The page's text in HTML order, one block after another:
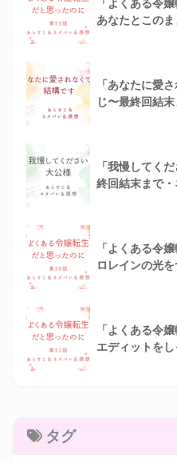
「よくある令
あなたとこの
「あなたに愛
じ〜最終回結
「我慢してく
終回結末まで
「よくある令
ロレインの光
「よくある令
エディットを
タグ